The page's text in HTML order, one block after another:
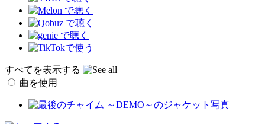
すべてを表示する
曲を使用